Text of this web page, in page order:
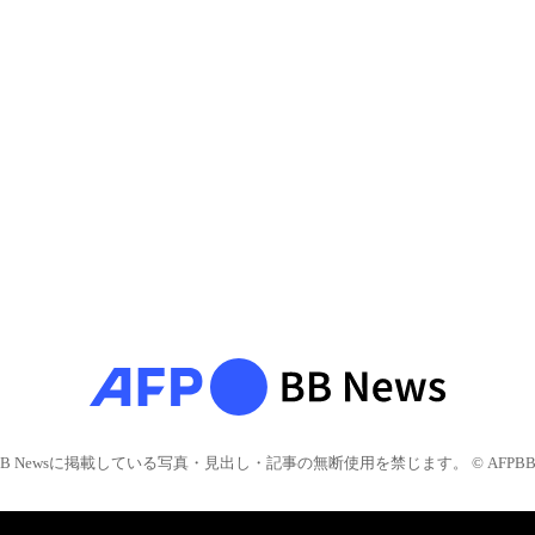
Newsに掲載している写真・見出し・記事の無断使用を禁じます。 © AFPBB